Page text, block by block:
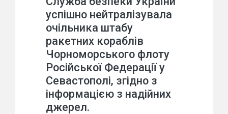
успішно нейтралізувала
очільника штабу
ракетних кораблів
Чорноморського флоту
Російської Федерації у
Севастополі, згідно з
інформацією з надійних
джерел.